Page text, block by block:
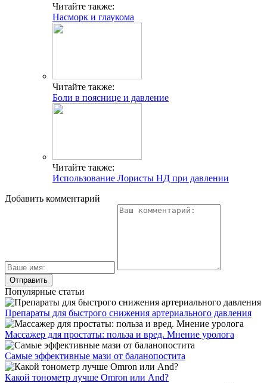
Читайте также:
Насморк и глаукома
Читайте также:
Боли в пояснице и давление
Читайте также:
Использование Лористы НД при давлении
Добавить комментарий
Популярные статьи
Препараты для быстрого снижения артериального давления
Массажер для простаты: польза и вред. Мнение уролога
Самые эффективные мази от баланопостита
Какой тонометр лучше Omron или And?